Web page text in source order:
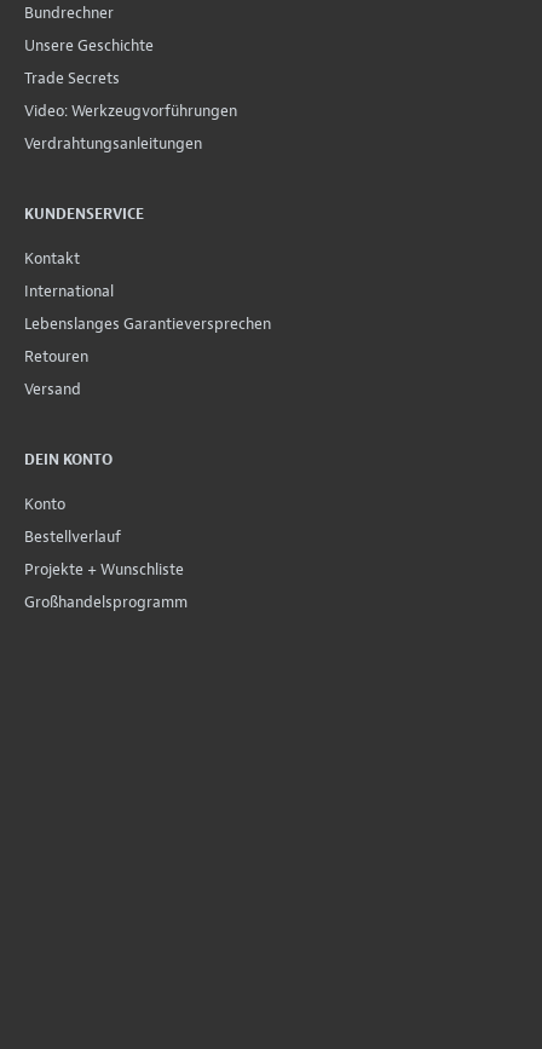
Bundrechner
Unsere Geschichte
Trade Secrets
Video: Werkzeugvorführungen
Verdrahtungsanleitungen
KUNDENSERVICE
Kontakt
International
Lebenslanges Garantieversprechen
Retouren
Versand
DEIN KONTO
Konto
Bestellverlauf
Projekte + Wunschliste
Großhandelsprogramm